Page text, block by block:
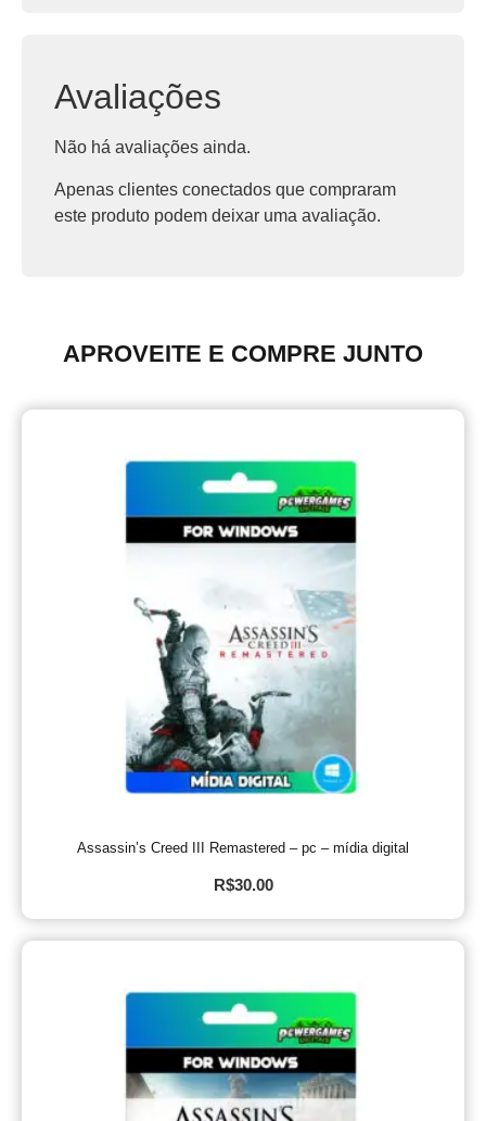
Avaliações
Não há avaliações ainda.
Apenas clientes conectados que compraram
este produto podem deixar uma avaliação.
APROVEITE E COMPRE JUNTO
Assassin’s Creed III Remastered – pc – mídia digital
R$30.00